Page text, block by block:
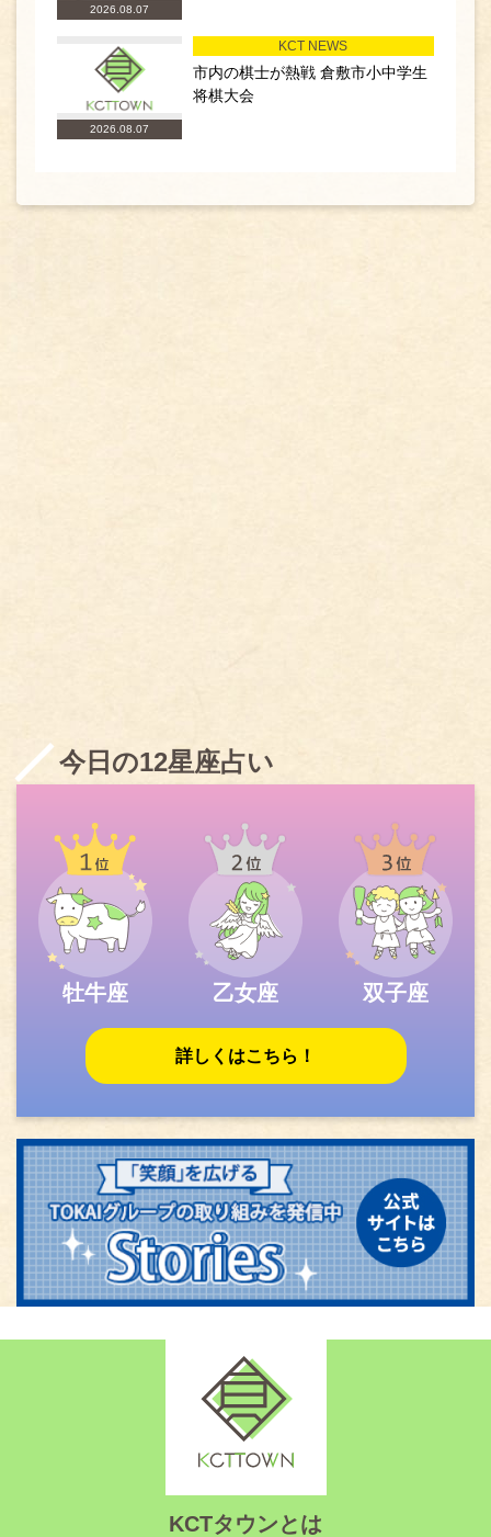
2026.08.07
2026.08.07
KCT NEWS
市内の棋士が熱戦 倉敷市小中学生
将棋大会
今日の12星座占い
牡牛座 乙女座 双子座
詳しくはこちら！
KCTタウンとは